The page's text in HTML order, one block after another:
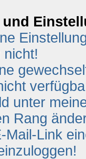
nicht!
unter
Rang
Mail-Link